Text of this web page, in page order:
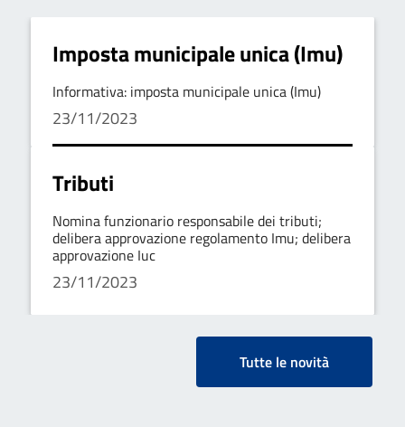
Imposta municipale unica (Imu)
Informativa: imposta municipale unica (Imu)
23/11/2023
Tributi
Nomina funzionario responsabile dei tributi;
delibera approvazione regolamento Imu; delibera
approvazione Iuc
23/11/2023
Tutte le novità